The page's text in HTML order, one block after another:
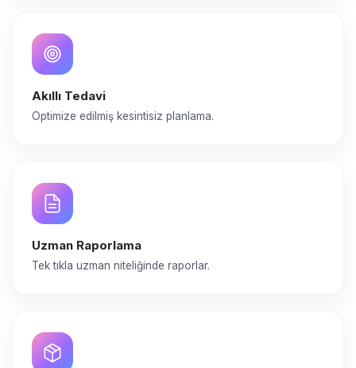
Akıllı Tedavi
Optimize edilmiş kesintisiz planlama.
Uzman Raporlama
Tek tıkla uzman niteliğinde raporlar.